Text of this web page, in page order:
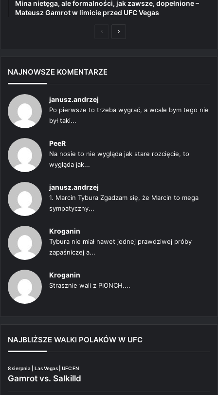
Mina nietęga, ale formalności, jak zawsze, dopełnione –
Mateusz Gamrot w limicie przed UFC Vegas
PoprzedniaNastępna
NAJNOWSZE KOMENTARZE
janusz.andrzej
Po pierwsze to trzeba wygrać, a wcale bym tego nie
był taki...
PeeR
Na nosie to nie wygląda jak stare rozcięcie, to
wygląda jak...
janusz.andrzej
1. Marcin Tybura Zgadzam się, że Marcin to mega
sympatyczny...
Kroganin
Tybura nie miał nawet jednej prawdziwej próby
zapaśniczej a...
Kroganin
Strasznie wali z PIONCH....
NAJBLIŻSZE WALKI POLAKÓW W UFC
8 sierpnia | Las Vegas | UFC FN
Gamrot vs. Salkilld